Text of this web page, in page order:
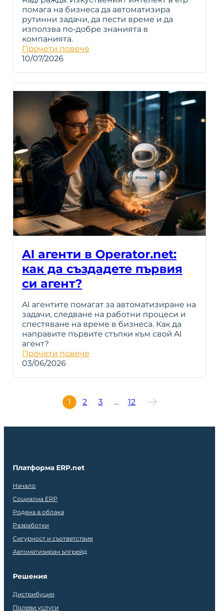
помага на бизнеса да автоматизира
рутинни задачи, да пести време и да
използва по-добре знанията в
компанията.
Прочети повече
10/07/2026
AI агенти в Operator.net:
как да създадете първия
си агент?
AI агентите помагат за автоматизиране на
задачи, следване на работни процеси и
спестяване на време в бизнеса. Как да
направите първите стъпки към свой AI
агент?
Прочети повече
03/06/2026
1 2 3 … 12
Платформа ERP.net
Начало
Социална ERP
Родена в облака
Разработки
Сигурност и съответствие
Автоматизиран ъпгрейд
Решения
Дистрибуция
Полеви услуги